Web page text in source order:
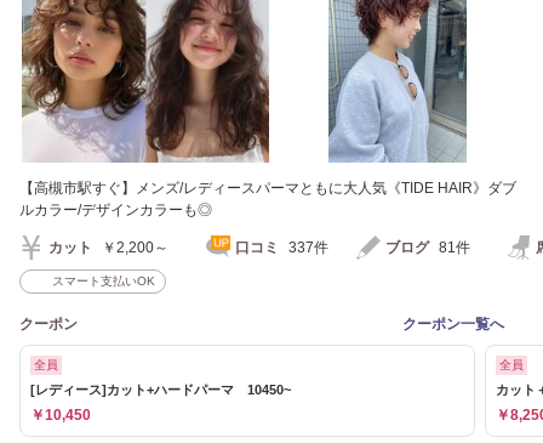
【高槻市駅すぐ】メンズ/レディースパーマともに大人気《TIDE HAIR》ダブ
ルカラー/デザインカラーも◎
カット ￥2,200～ 口コミ 337件 ブログ 81件
スマート支払いOK
クーポン クーポン一覧へ
全員
[レディース]カット+ハードパーマ 10450~
￥10,450
全員
カット
￥